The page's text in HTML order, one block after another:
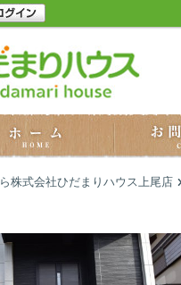
株式会社ひだまりハウス上尾店